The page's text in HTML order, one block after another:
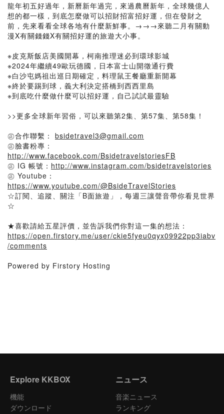
龍年初五好過年，新曆新年過完，來過農曆新年，全球幾億人
想的都一樣，到底怎麼做可以招財招富招好運，但在發財之
前，先來看看全球各地有什麼新鮮事。→→→來聽二月有關動
漫X有關錢錢X有關招好運的旅遊大小事。
※皮克斯飯店美國開幕，柯南推理迷必到環球影城
※2024年繼續49歐玩德國，日本富士山開徵通行費
※白沙屯媽祖出巡日期確定，料理鼠王餐廳重新開幕
※終於要踢到球，義大利決定搭橋到西西里島
※到底吃什麼做什麼可以招好運，自己試試最靈驗
>>更多全球新年習俗，可以來聽第2集、第57集、第58集！
㊣合作聯繫： bsidetravel3@gmail.com
㊣臉書粉專：
http://www.facebook.com/BsidetravelstoriesFB
㊣ IG 帳號： http://www.instagram.com/bsidetravelstories
㊣ Youtube：
https://www.youtube.com/@BsideTravelStories
☆訂閱、追蹤、關注「B面旅遊」，每週三讓聲音帶你看見世界
☆
★喜歡請給五星評價，並告訴我們你對這一集的想法：
https://open.firstory.me/user/ckie5fyeu0qyx09922pp3iabv
/comments
Powered by Firstory Hosting
Explore KKBOX
機能
ダウンロード
ニュース
音楽ニュース
ランキング